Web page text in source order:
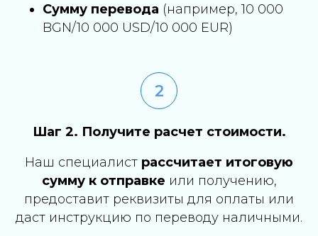
Сумму перевода (например, 10 000
BGN/10 000 USD/10 000 EUR)
Шаг 2. Получите расчет стоимости.
Наш специалист рассчитает итоговую
сумму к отправке или получению,
предоставит реквизиты для оплаты или
даст инструкцию по переводу наличными.